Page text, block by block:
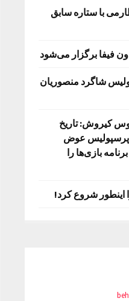
با ستاره سابق
فیفا برگزار می‌شود
شاگرد منصوریان
کیروش: تاریخ
پرسپولیس عوض
بازی‌ها را
اینطور شروع کرد!